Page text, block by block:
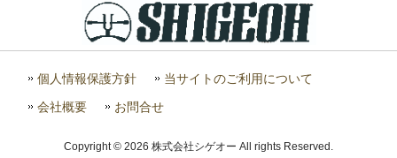
個人情報保護方針 当サイトのご利用について
会社概要 お問合せ
Copyright © 2026 株式会社シゲオー All rights Reserved.